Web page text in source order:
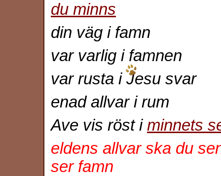
du minns
din väg i famn
var varlig i famnen
var rusta i Jesu svar
enad allvar i rum
Ave vis röst i minnets
eldens allvar ska du
ser famn